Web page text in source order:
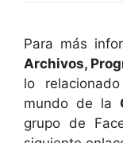
Para más
Archivos,
lo
mundo de la
grupo de